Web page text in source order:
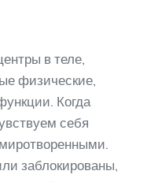
в теле,
физические,
Когда
себя
заблокированы,